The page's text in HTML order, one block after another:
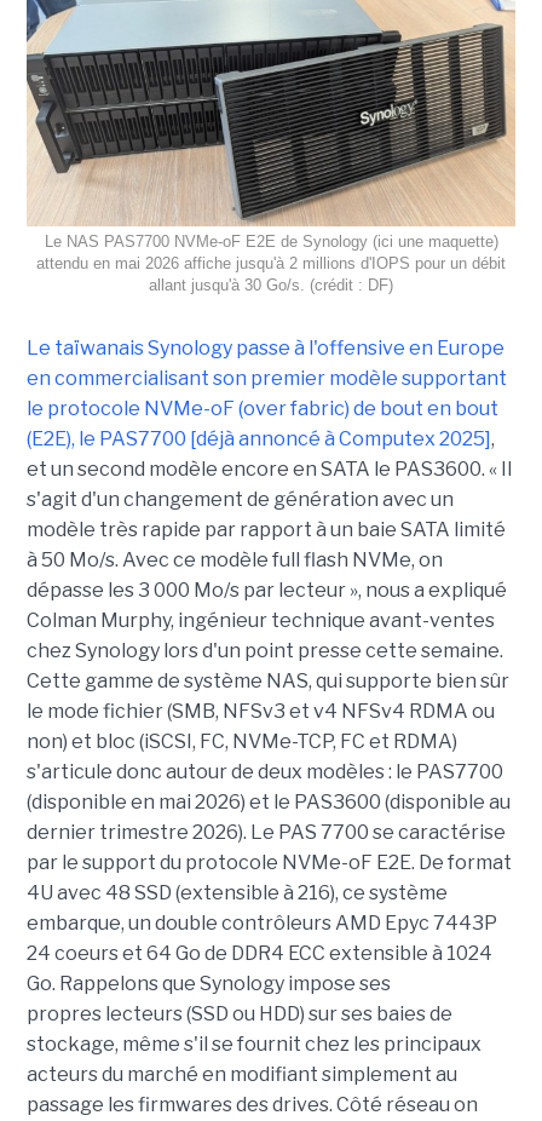
Le NAS PAS7700 NVMe-oF E2E de Synology (ici une maquette)
attendu en mai 2026 affiche jusqu'à 2 millions d'IOPS pour un débit
allant jusqu'à 30 Go/s. (crédit : DF)
Le taïwanais Synology passe à l'offensive en Europe
en commercialisant son premier modèle supportant
le protocole NVMe-oF (over fabric) de bout en bout
(E2E), le PAS7700 [déjà annoncé à Computex 2025],
et un second modèle encore en SATA le PAS3600. « Il
s'agit d'un changement de génération avec un
modèle très rapide par rapport à un baie SATA limité
à 50 Mo/s. Avec ce modèle full flash NVMe, on
dépasse les 3 000 Mo/s par lecteur », nous a expliqué
Colman Murphy, ingénieur technique avant-ventes
chez Synology lors d'un point presse cette semaine.
Cette gamme de système NAS, qui supporte bien sûr
le mode fichier (SMB, NFSv3 et v4 NFSv4 RDMA ou
non) et bloc (iSCSI, FC, NVMe-TCP, FC et RDMA)
s'articule donc autour de deux modèles : le PAS7700
(disponible en mai 2026) et le PAS3600 (disponible au
dernier trimestre 2026). Le PAS 7700 se caractérise
par le support du protocole NVMe-oF E2E. De format
4U avec 48 SSD (extensible à 216), ce système
embarque, un double contrôleurs AMD Epyc 7443P
24 coeurs et 64 Go de DDR4 ECC extensible à 1024
Go. Rappelons que Synology impose ses
propres lecteurs (SSD ou HDD) sur ses baies de
stockage, même s'il se fournit chez les principaux
acteurs du marché en modifiant simplement au
passage les firmwares des drives. Côté réseau on